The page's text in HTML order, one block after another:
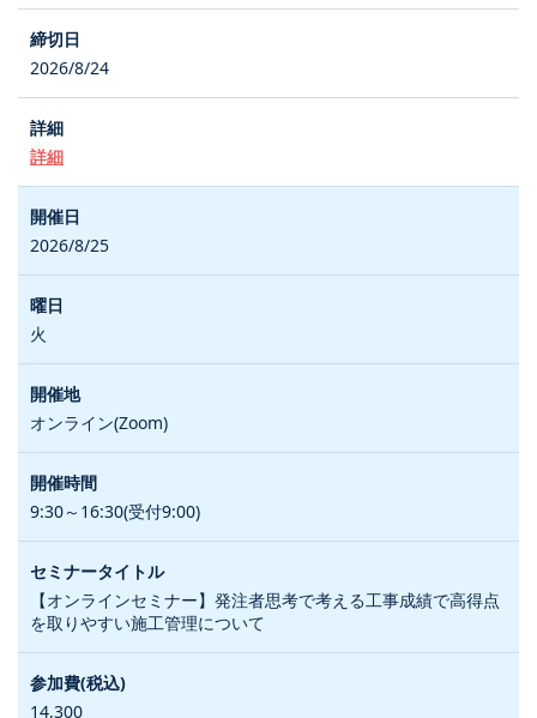
2026/8/24
詳細
2026/8/25
火
オンライン(Zoom)
9:30～16:30(受付9:00)
【オンラインセミナー】発注者思考で考える工事成績で高得点
を取りやすい施工管理について
14,300